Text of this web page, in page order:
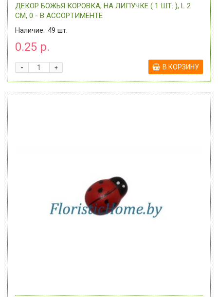
ДЕКОР БОЖЬЯ КОРОВКА, НА ЛИПУЧКЕ ( 1 ШТ. ), L 2
СМ, 0 - В АССОРТИМЕНТЕ
Наличие: 49 шт.
0.25 р.
+
- В КОРЗИНУ